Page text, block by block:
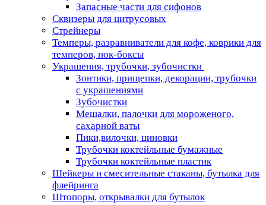
Запасные части для сифонов
Сквизеры для цитрусовых
Стрейнеры
Темперы, разравниватели для кофе, коврики для
темперов, нок-боксы
Украшения, трубочки, зубочистки
Зонтики, прищепки, декорации, трубочки
с украшениями
Зубочистки
Мешалки, палочки для мороженого,
сахарной ваты
Пики,вилочки, циновки
Трубочки коктейльные бумажные
Трубочки коктейльные пластик
Шейкеры и смесительные стаканы, бутылка для
флейринга
Штопоры, открывалки для бутылок